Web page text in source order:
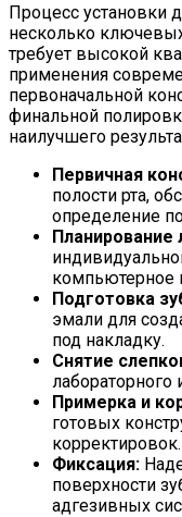
Процесс установки
несколько
требует высокой
применения
первоначальной
финальной
наилучшего
Первичная
полости рта,
определение
Планирование
компьютерное
Подготовка
эмали для
под накладку.
Снятие
лабораторного
Примерка и
готовых
корректировок.
Фиксация:
поверхности
адгезивных